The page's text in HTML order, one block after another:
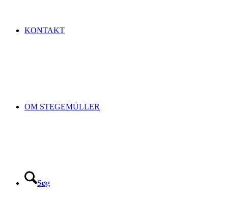
KONTAKT
OM STEGEMÜLLER
Søg